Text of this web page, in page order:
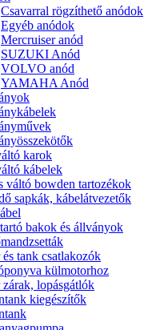
Csavarral rögzíthető anódok
Egyéb anódok
Mercruiser anód
SUZUKI Anód
VOLVO anód
YAMAHA Anód
karok
kábelek
váltó bowden tartozékok
sapkák, kábelátvezetők
bakok és állványok
tank csatlakozók
külmotorhoz
lopásgátlók
kiegészítők